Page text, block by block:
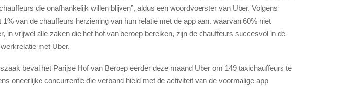
die onafhankelijk willen blijven”, aldus een woordvoerster van Uber. Volgens
1% van de chauffeurs herziening van hun relatie met de app aan, waarvan 60% niet
in vrijwel alle zaken die het hof van beroep bereiken, zijn de chauffeurs succesvol in de
met Uber.
beval het Parijse Hof van Beroep eerder deze maand Uber om 149 taxichauffeurs te
oneerlijke concurrentie die verband hield met de activiteit van de voormalige app